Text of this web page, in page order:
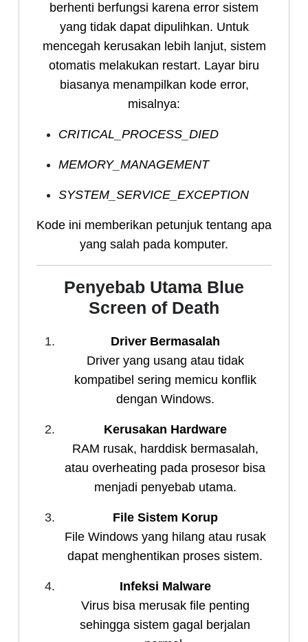
berhenti berfungsi karena error sistem
yang tidak dapat dipulihkan. Untuk
mencegah kerusakan lebih lanjut, sistem
otomatis melakukan restart. Layar biru
biasanya menampilkan kode error,
misalnya:
CRITICAL_PROCESS_DIED
MEMORY_MANAGEMENT
SYSTEM_SERVICE_EXCEPTION
Kode ini memberikan petunjuk tentang apa
yang salah pada komputer.
Penyebab Utama Blue
Screen of Death
Driver Bermasalah
Driver yang usang atau tidak
kompatibel sering memicu konflik
dengan Windows.
Kerusakan Hardware
RAM rusak, harddisk bermasalah,
atau overheating pada prosesor bisa
menjadi penyebab utama.
File Sistem Korup
File Windows yang hilang atau rusak
dapat menghentikan proses sistem.
Infeksi Malware
Virus bisa merusak file penting
sehingga sistem gagal berjalan